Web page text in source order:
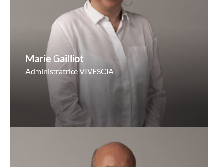
Marie Gailliot
Administratrice VIVESCIA